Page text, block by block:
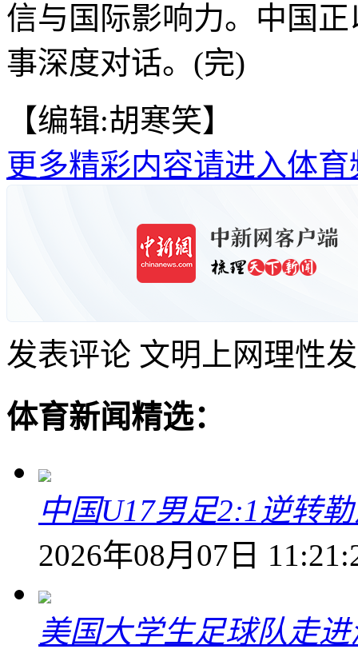
信与国际影响力。中国
事深度对话。(完)
【编辑:胡寒笑】
更多精彩内容请进入体育
发表评论 文明上网理性
体育新闻精选：
中国U17男足2:1逆转
2026年08月07日
美国大学生足球队走